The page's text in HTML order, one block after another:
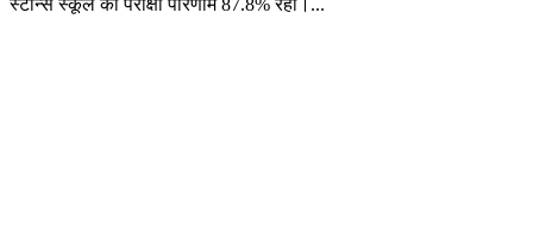
स्टोन्स स्कूल का परीक्षा परिणाम 87.8% रहा।...